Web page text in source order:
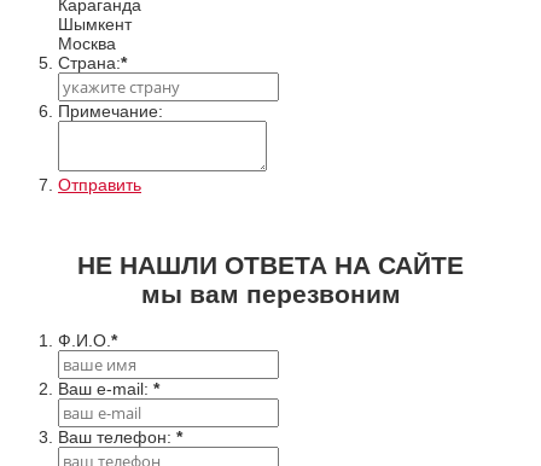
Караганда
Шымкент
Москва
Cтрана:*
Примечание:
Отправить
НЕ НАШЛИ ОТВЕТА НА САЙТЕ
мы вам перезвоним
Ф.И.О. *
Ваш e-mail: *
Ваш телефон: *